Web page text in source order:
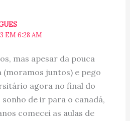
EM 6:28 AM
mas apesar da pouca
(moramos juntos) e pego
agora no final do
sonho de ir para o canadá,
comecei as aulas de